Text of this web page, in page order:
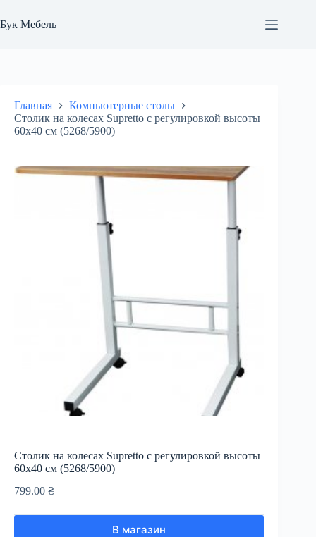
к
сути
Бук Мебель
Главная
Компьютерные столы
Столик на колесах Supretto с регулировкой высоты
60х40 см (5268/5900)
Столик на колесах Supretto с регулировкой высоты
60х40 см (5268/5900)
799.00 ₴
В магазин